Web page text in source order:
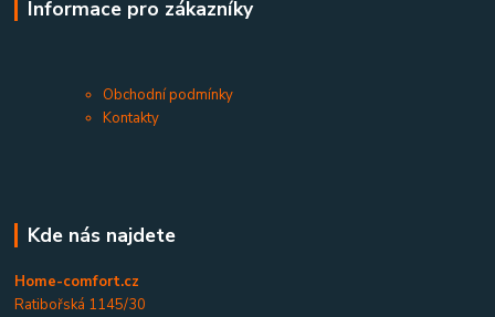
Informace pro zákazníky
Obchodní podmínky
Kontakty
Kde nás najdete
Home-comfort.cz
Ratibořská 1145/30